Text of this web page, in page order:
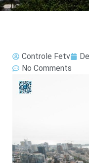
Controle Fetv
No Comments